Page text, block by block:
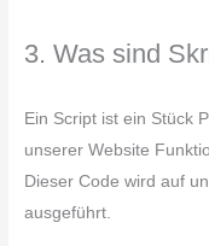
3. Was sind
Ein Script ist ein Stück
unserer Website
Dieser Code wird auf
ausgeführt.